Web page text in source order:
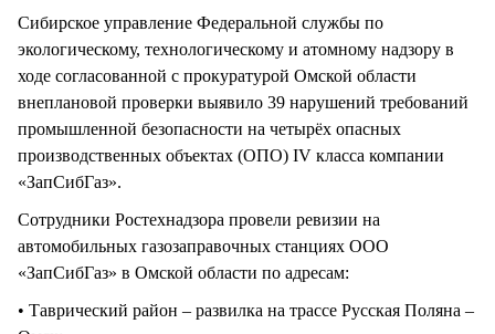
Сибирское управление Федеральной службы по
экологическому, технологическому и атомному надзору в
ходе согласованной с прокуратурой Омской области
внеплановой проверки выявило 39 нарушений требований
промышленной безопасности на четырёх опасных
производственных объектах (ОПО) IV класса компании
«ЗапСибГаз».
Сотрудники Ростехнадзора провели ревизии на
автомобильных газозаправочных станциях ООО
«ЗапСибГаз» в Омской области по адресам:
• Таврический район – развилка на трассе Русская Поляна –